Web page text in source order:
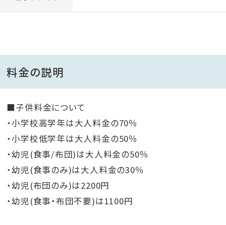
料金の説明
■子供料金について
・小学校高学年は大人料金の70％
・小学校低学年は大人料金の50％
・幼児(食事/布団)は大人料金の50％
・幼児(食事のみ)は大人料金の30％
・幼児(布団のみ)は2200円
・幼児(食事・布団不要)は1100円